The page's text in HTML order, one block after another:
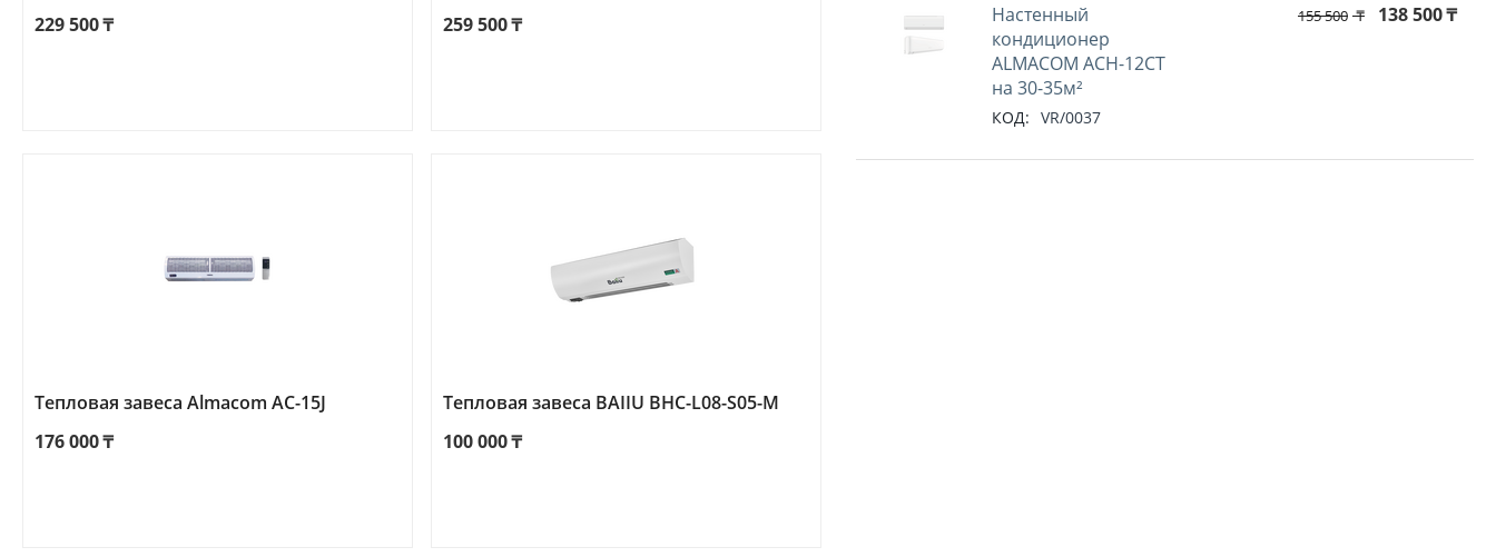
229 500₸
259 500₸
Тепловая завеса Almacom AC-15J
176 000₸
Тепловая завеса BAIIU BHC-L08-S05-М
100 000₸
Hастенный
кондиционер
ALMACOM ACH-12CT
на 30-35м²
КОД: VR/0037
155 500 ₸ 138 500₸